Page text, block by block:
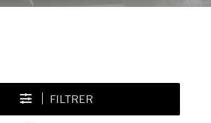
FILTRER